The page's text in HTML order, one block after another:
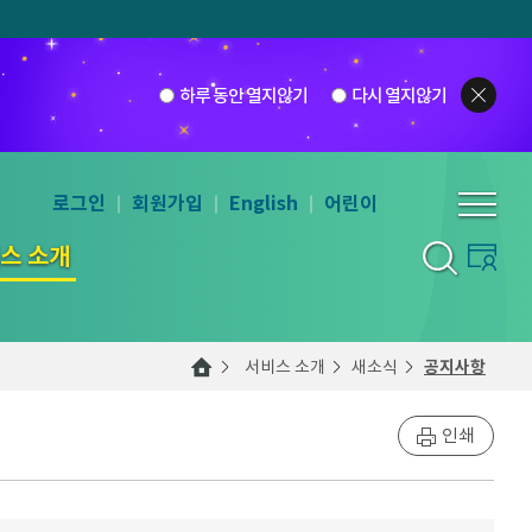
하루 동안 열지않기 다시 열지않기
소개
로그인 회원가입 English 어린이
서비스 소개 새소식 공지사항
인쇄